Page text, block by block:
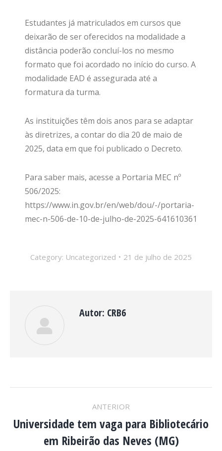
Estudantes já matriculados em cursos que
deixarão de ser oferecidos na modalidade a
distância poderão concluí-los no mesmo
formato que foi acordado no início do curso. A
modalidade EAD é assegurada até a
formatura da turma.
As instituições têm dois anos para se adaptar
às diretrizes, a contar do dia 20 de maio de
2025, data em que foi publicado o Decreto.
Para saber mais, acesse a Portaria MEC nº
506/2025:
https://www.in.gov.br/en/web/dou/-/portaria-
mec-n-506-de-10-de-julho-de-2025-641610361
Category: Uncategorized 21 de julho de 2025
Autor: CRB6
NAVEGAÇÃO
DE
ANTERIOR
Post
anterior:
Universidade tem vaga para Bibliotecário
em Ribeirão das Neves (MG)